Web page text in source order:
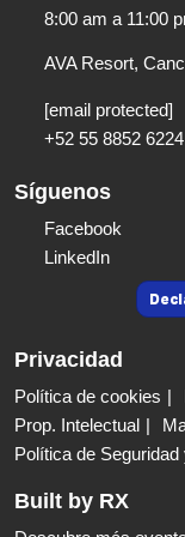
8:00 am a 11:00
AVA Resort,
[email protected]
+52 55 8852
Síguenos
Facebook
LinkedIn
Privacidad
Política de cookies
Prop. Intelectual
Política de
Built by RX